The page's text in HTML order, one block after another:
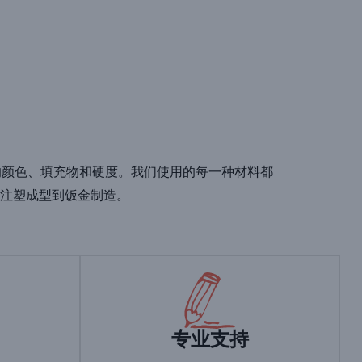
色、填充物和硬度。我们使用的每一种材料都
成型到饭金制造。
专业支持